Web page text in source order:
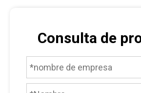
Consulta de